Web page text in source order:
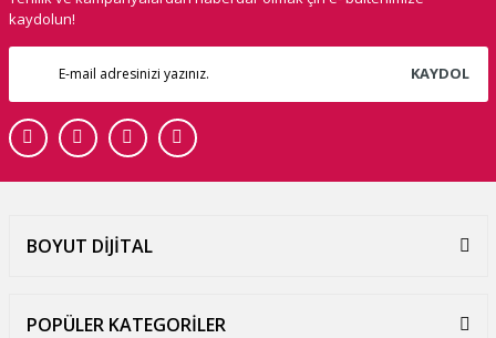
kaydolun!
KAYDOL
BOYUT DİJİTAL
POPÜLER KATEGORİLER